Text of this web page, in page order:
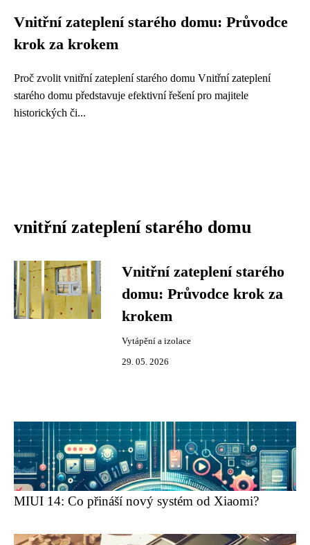
Vnitřní zateplení starého domu: Průvodce
krok za krokem
Proč zvolit vnitřní zateplení starého domu Vnitřní zateplení
starého domu představuje efektivní řešení pro majitele
historických či...
vnitřní zateplení starého domu
Vnitřní zateplení starého
domu: Průvodce krok za
krokem
Vytápění a izolace
29. 05. 2026
MIUI 14: Co přináší nový systém od Xiaomi?